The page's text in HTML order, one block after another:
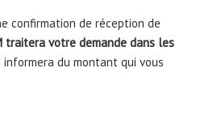
confirmation de réception de
traitera votre demande dans les
informera du montant qui vous